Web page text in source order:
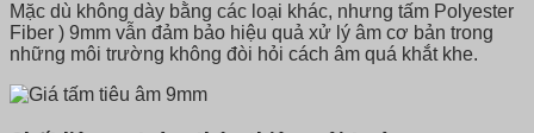
Mặc dù không dày bằng các loại khác, nhưng tấm Polyester
Fiber ) 9mm vẫn đảm bảo hiệu quả xử lý âm cơ bản trong
những môi trường không đòi hỏi cách âm quá khắt khe.